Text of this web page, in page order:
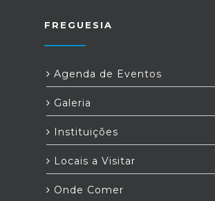
FREGUESIA
Agenda de Eventos
Galeria
Instituições
Locais a Visitar
Onde Comer